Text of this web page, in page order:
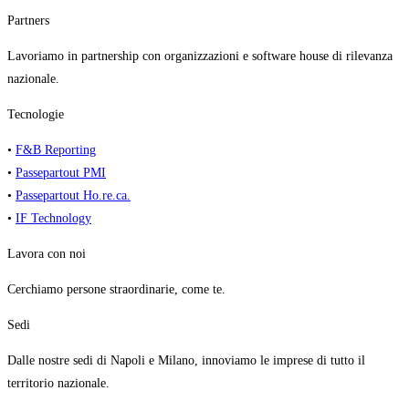
Partners
Lavoriamo in partnership con organizzazioni e software house di rilevanza
nazionale.
Tecnologie
• F&B Reporting
• Passepartout PMI
• Passepartout Ho.re.ca.
• IF Technology
Lavora con noi
Cerchiamo persone straordinarie, come te.
Sedi
Dalle nostre sedi di Napoli e Milano, innoviamo le imprese di tutto il
territorio nazionale.